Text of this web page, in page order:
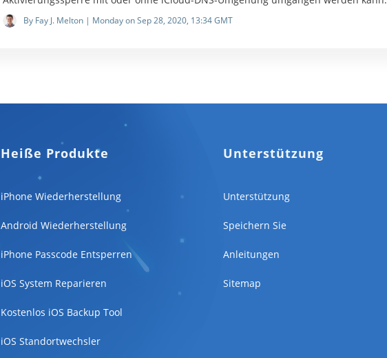
By Fay J. Melton | Monday on Sep 28, 2020, 13:34 GMT
Heiße Produkte
iPhone Wiederherstellung
Android Wiederherstellung
iPhone Passcode Entsperren
iOS System Reparieren
Kostenlos iOS Backup Tool
iOS Standortwechsler
Unterstützung
Unterstützung
Speichern Sie
Anleitungen
Sitemap